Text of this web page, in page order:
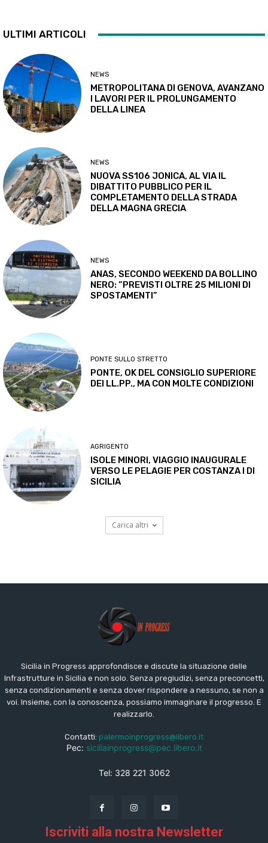
ULTIMI ARTICOLI
NEWS
METROPOLITANA DI GENOVA, AVANZANO
I LAVORI PER IL PROLUNGAMENTO
DELLA LINEA
NEWS
NUOVA SS106 JONICA, AL VIA IL
DIBATTITO PUBBLICO PER IL
COMPLETAMENTO DELLA STRADA
DELLA MAGNA GRECIA
NEWS
ANAS, SECONDO WEEKEND DA BOLLINO
NERO: “PREVISTI OLTRE 25 MILIONI DI
SPOSTAMENTI”
PONTE SULLO STRETTO
PONTE, OK DEL CONSIGLIO SUPERIORE
DEI LL.PP., MA CON MOLTE CONDIZIONI
AGRIGENTO
ISOLE MINORI, VIAGGIO INAUGURALE
VERSO LE PELAGIE PER COSTANZA I DI
SICILIA
Carica altri
Sicilia in Progress approfondisce e discute la situazione delle
Infrastrutture in Sicilia e non solo. Senza pregiudizi, senza preconcetti,
senza condizionamenti e senza dover rispondere a nessuno, se non a
voi. Insieme, con la conoscenza, possiamo immaginare il progresso. E
realizzarlo.
Contatti: palermoinprogress@libero.it
Pec: siciliainprogress@pec.libero.it
Tel: 328 221 3062
Iscriviti alla nostra Newsletter